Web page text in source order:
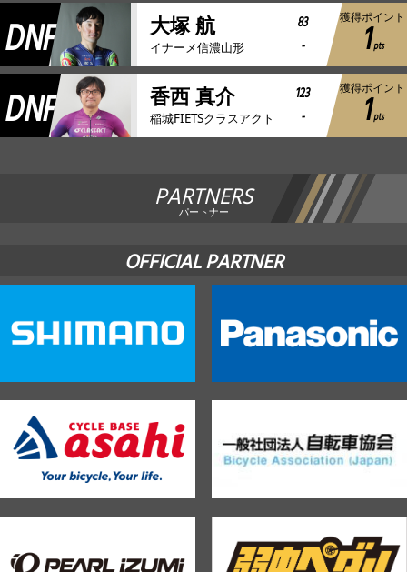
DNF 大塚 航
イナーメ信濃山形
83
-
獲得ポイント
1pts
DNF 香西 真介
稲城FIETSクラスアクト
123
-
獲得ポイント
1pts
PARTNERS
パートナー
OFFICIAL PARTNER